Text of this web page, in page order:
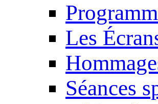
Les
Séances